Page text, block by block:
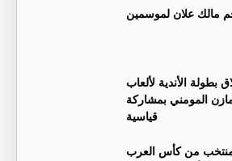
مالك علان لموسمين
بطولة الأندية لألعاب
المومني بمشاركة
قياسية
من كأس العرب